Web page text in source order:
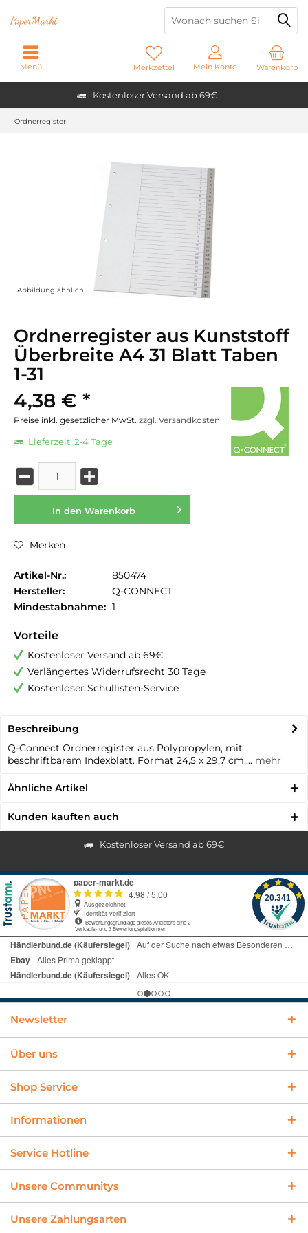
Kostenloser Versand ab 69€
PaperMarkt
Warenkorb
Merkzettel Mein Konto
Menü
Ordnerregister
Abbildung ähnlich
Ordnerregister aus Kunststoff
Überbreite A4 31 Blatt Taben
1-31
4,38 € *
Preise inkl. gesetzlicher MwSt. zzgl. Versandkosten
Lieferzeit: 2-4 Tage
In den Warenkorb
Merken
Artikel-Nr.:
850474
Hersteller:
Q-CONNECT
Mindestabnahme: 1
Vorteile
Kostenloser Versand ab 69€
Verlängertes Widerrufsrecht 30 Tage
Kostenloser Schullisten-Service
Beschreibung
Q-Connect Ordnerregister aus Polypropylen, mit
beschriftbarem Indexblatt. Format 24,5 x 29,7 cm.... mehr
Ähnliche Artikel
Kunden kauften auch
Kostenloser Versand ab 69€
Newsletter
Über uns
Shop Service
Informationen
Service Hotline
Unsere Communitys
Unsere Zahlungsarten